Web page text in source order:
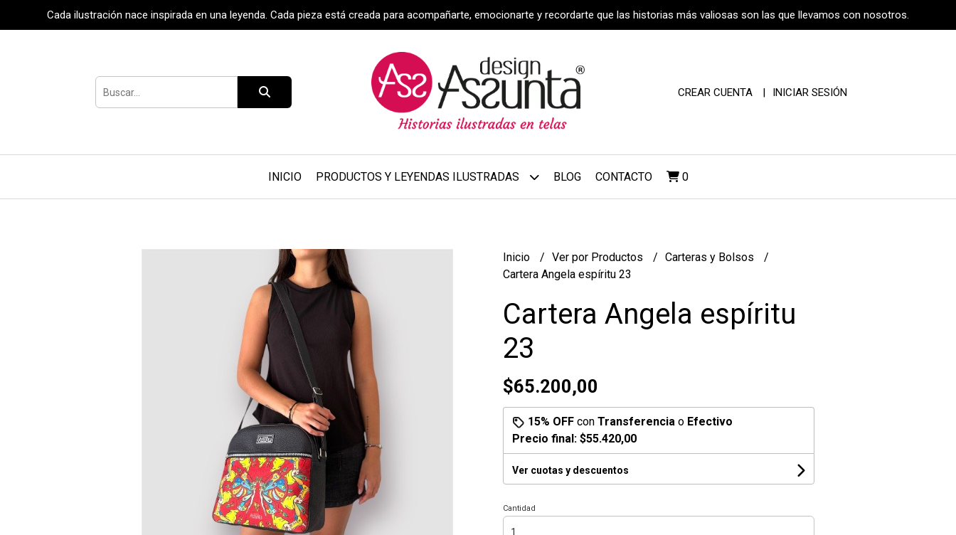
Cada ilustración nace inspirada en una leyenda. Cada pieza está creada para acompañarte, emocionarte y recordarte que las historias más valiosas son las que llevamos con nosotros.
CREAR CUENTA INICIAR SESIÓN
INICIO PRODUCTOS Y LEYENDAS ILUSTRADAS BLOG CONTACTO 0
Inicio Ver por Productos
Carteras y Bolsos
Cartera Angela espíritu 23
Cartera Angela espíritu
23
$65.200,00
15% OFF con Transferencia o Efectivo
Precio final: $55.420,00
Ver cuotas y descuentos
Cantidad